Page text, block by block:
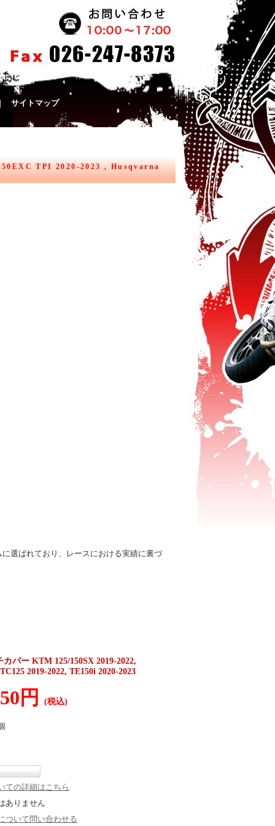
サイトマップ
TPI 2020-2023 , Husqvarna
選ばれており、レースにおける実績に裏づ
バー KTM 125/150SX 2019-2022,
2019-2022, TE150i 2020-2023
円 (税込)
ての詳細はこちら
ありません
ついて問い合わせる